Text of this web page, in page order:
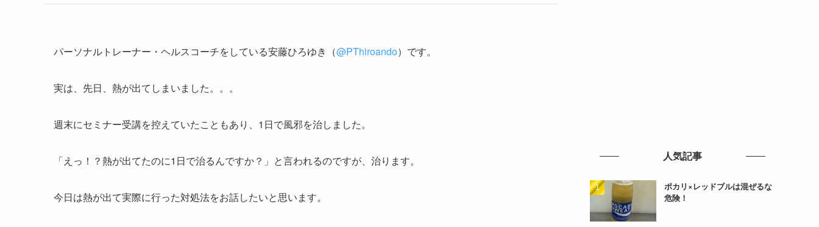
パーソナルトレーナー・ヘルスコーチをしている安藤ひろゆき（@PThiroando）です。
実は、先日、熱が出てしまいました。。。
週末にセミナー受講を控えていたこともあり、1日で風邪を治しました。
「えっ！？熱が出てたのに1日で治るんですか？」と言われるのですが、治ります。
今日は熱が出て実際に行った対処法をお話したいと思います。
人気記事
ポカリ×レッドブルは混ぜるな
危険！